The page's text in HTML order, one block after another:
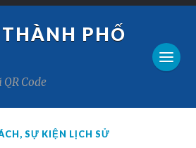
PHỐ
Code
,SỰ KIỆN LỊCH SỬ